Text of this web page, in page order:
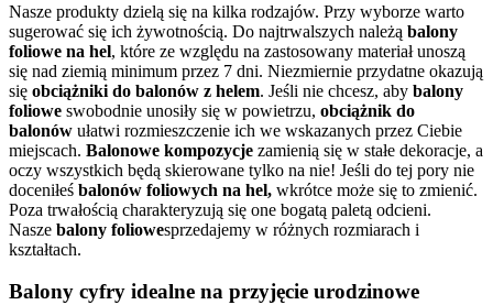
Nasze produkty dzielą się na kilka rodzajów. Przy wyborze warto
sugerować się ich żywotnością. Do najtrwalszych należą balony
foliowe na hel, które ze względu na zastosowany materiał unoszą
się nad ziemią minimum przez 7 dni. Niezmiernie przydatne okazują
się obciążniki do balonów z helem. Jeśli nie chcesz, aby balony
foliowe swobodnie unosiły się w powietrzu, obciążnik do
balonów ułatwi rozmieszczenie ich we wskazanych przez Ciebie
miejscach. Balonowe kompozycje zamienią się w stałe dekoracje, a
oczy wszystkich będą skierowane tylko na nie! Jeśli do tej pory nie
doceniłeś balonów foliowych na hel, wkrótce może się to zmienić.
Poza trwałością charakteryzują się one bogatą paletą odcieni.
Nasze balony foliowesprzedajemy w różnych rozmiarach i
kształtach.
Balony cyfry idealne na przyjęcie urodzinowe